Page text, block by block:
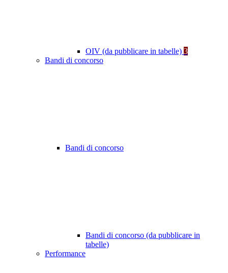
OIV (da pubblicare in tabelle) 3
Bandi di concorso
Bandi di concorso
Bandi di concorso (da pubblicare in
tabelle)
Performance